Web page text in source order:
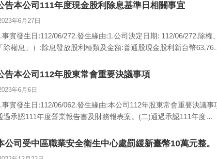
告本公司111年度現金股利除息基準日相關事宜
年6月27日
事實發生日:112/06/272.發生緣由:1.公司決定日期: 112/06/272.除
除權息」）:除息發放股利種類及金額:普通股現金股利新台幣
告本公司112年股東常會重要決議事項
年6月6日
事實發生日:112/06/062.發生緣由:本公司112年股東常會重要決議
過承認111年度營業報告書及財務報表案。(二)通過承認111年度…
公司受中區職業安全衛生中心處罰緩新臺幣10萬元整。